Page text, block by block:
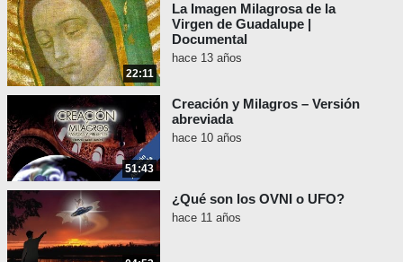
22:11
La Imagen Milagrosa de la
Virgen de Guadalupe |
Documental
hace 13 años
51:43
Creación y Milagros – Versión
abreviada
hace 10 años
¿Qué son los OVNI o UFO?
hace 11 años